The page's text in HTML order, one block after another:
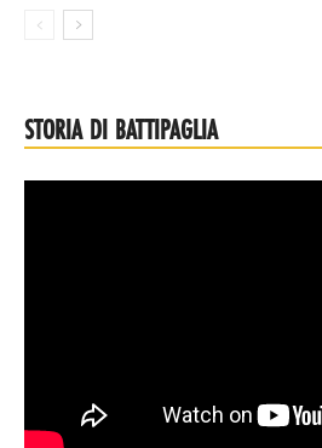
STORIA DI BATTIPAGLIA